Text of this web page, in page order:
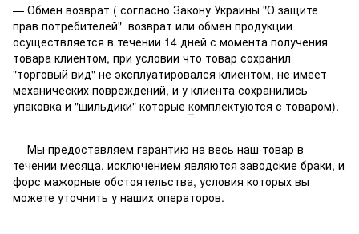
— Обмен возврат ( согласно Закону Украины "О защите
прав потребителей" возврат или обмен продукции
осуществляется в течении 14 дней с момента получения
товара клиентом, при условии что товар сохранил
"торговый вид" не эксплуатировался клиентом, не имеет
механических повреждений, и у клиента сохранились
упаковка и "шильдики" которые комплектуются с товаром).
— Мы предоставляем гарантию на весь наш товар в
течении месяца, исключением являются заводские браки, и
форс мажорные обстоятельства, условия которых вы
можете уточнить у наших операторов.